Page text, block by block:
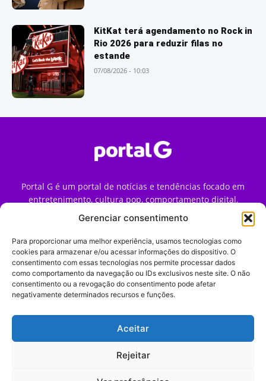
Gerenciar consentimento
Para proporcionar uma melhor experiência, usamos tecnologias como
cookies para armazenar e/ou acessar informações do dispositivo. O
consentimento com essas tecnologias nos permite processar dados
como comportamento da navegação ou IDs exclusivos neste site. O não
consentimento ou a revogação do consentimento pode afetar
negativamente determinados recursos e funções.
Aceitar
Rejeitar
KitKat terá agendamento no Rock in
Rio 2026 para reduzir filas no
estande
07/08/2026 - 10:03
Portal G é um portal de notícias e tendências focado em
entretenimento, cultura pop, comportamento digital,
streaming, games e iniciativas de marca que impactam a
forma como o público vive e consome internet no Brasil.
Contato:contato@portalg.com.br
Início Sobre
Termos de Uso
Política de Privacidade
Contato